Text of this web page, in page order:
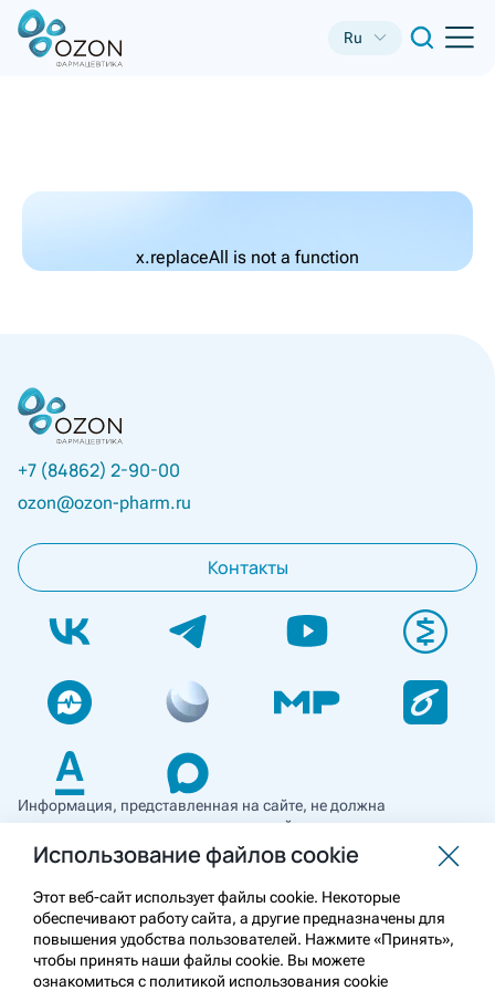
Ru
x.replaceAll is not a function
+7 (84862) 2-90-00
ozon@ozon-pharm.ru
Контакты
Информация, представленная на сайте, не должна
использоваться для самостоятельной диагностики и лечения
и не может служить заменой очной консультации врача. Перед
применением необходимо ознакомиться
с противопоказаниями препарата. Информация
о лекарственных средствах рецептурного отпуска
предназначена для медицинских и фармацевтических
работников.
Использование файлов cookie
Этот веб-сайт использует файлы cookie. Некоторые
обеспечивают работу сайта, а другие предназначены для
повышения удобства пользователей. Нажмите «Принять»,
чтобы принять наши файлы cookie. Вы можете
ознакомиться с политикой использования cookie